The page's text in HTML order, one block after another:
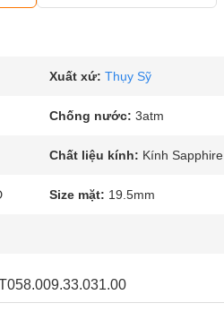
Xuất xứ: Thụy Sỹ
Chống nước: 3atm
Chất liệu kính: Kính Sapphire
Size mặt: 19.5mm